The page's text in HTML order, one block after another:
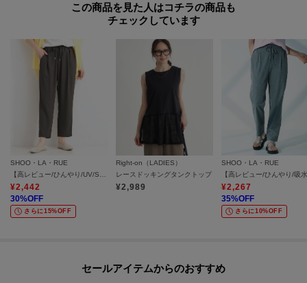
この商品を見た人はコチラの商品も
チェックしています
SHOO・LA・RUE
¥2,442
30%OFF
さらに15%OFF
Right-on（LADIES）
レースドッキングタンクトップ
¥2,989
SHOO・LA・RUE
¥2,267
35%OFF
さらに10%OFF
セールアイテムからのおすすめ